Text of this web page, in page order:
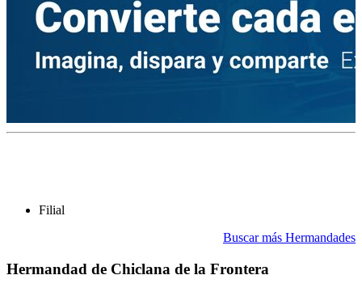
Filial
Buscar más Hermandades
Hermandad de Chiclana de la Frontera
¡Bienvenido! Soy el asistente virtual de rocio.com.
¿En qué puedo ayudarte?
¿Cuándo se construyó la primera ermita?
¿Cuales son los actos principales que se celebran en el
Rocío?